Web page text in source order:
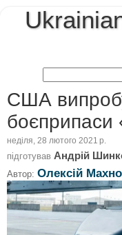
США
неділя, 28 лютого 2021 р.
підготував Андрій
Автор: Олексій Махно